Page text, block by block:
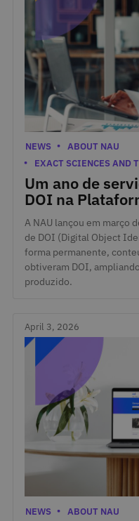
Um ano de
DOI na
April 30, 2026
Categories
NEWS
ABOUT NAU
EXACT SCIENCES AND
A NAU lançou em março
de DOI (Digital Object
forma permanente,
obtiveram DOI,
produzido.
April 3, 2026
April 3, 2026
Categories
NEWS ABOUT NAU